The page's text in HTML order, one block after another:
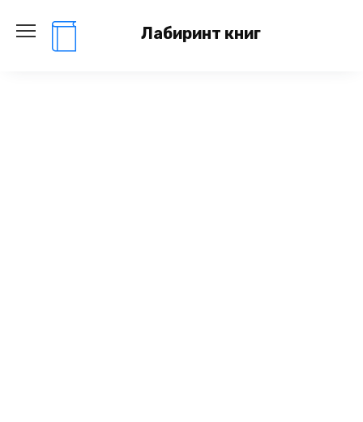
содержанию
Лабиринт книг